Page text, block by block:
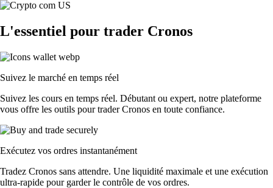
L'essentiel pour trader Cronos
Suivez le marché en temps réel
Suivez les cours en temps réel. Débutant ou expert, notre plateforme
vous offre les outils pour trader Cronos en toute confiance.
Exécutez vos ordres instantanément
Tradez Cronos sans attendre. Une liquidité maximale et une exécution
ultra-rapide pour garder le contrôle de vos ordres.